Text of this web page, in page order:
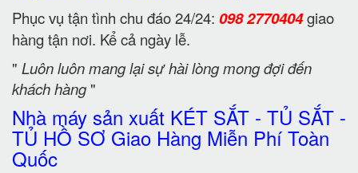
Phục vụ tận tình chu đáo 24/24: 098 2770404giao
hàng tận nơi. Kể cả ngày lễ.
" Luôn luôn mang lại sự hài lòng mong đợi đến
khách hàng"
Nhà máy sản xuất KÉT SẮT - TỦ SẮT -
TỦ HỒ SƠ Giao Hàng Miễn Phí Toàn
Quốc